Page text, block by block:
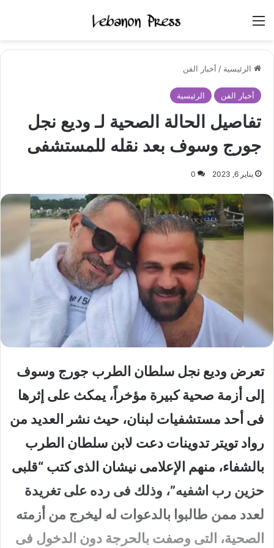
الرئيسية / أخبار الفن
أخبار الفن الرئيسية
تفاصيل الحالة الصحية لـ وديع نجل
جورج وسوف بعد نقله للمستشفى
يناير 6, 2023 0
تعرض وديع نجل سلطان الطرب جورج وسوف
إلى أزمة صحية كبيرة مؤخراً، يمكث على إثرها
فى أحد مستشفيات لبنان، حيث نشر العديد من
رواد تويتر تدوينات دعت لابن سلطان الطرب
بالشفاء، منهم الإعلامى نيشان الذى كتب “قلبى
حزين رب اشفيه”، وذلك فى رده على تغريدة
لعدد ممن طالبوا بالدعوات له ليخرج من أزمته
الصحية، التى وصفت بالحرجة دون الدخول فى